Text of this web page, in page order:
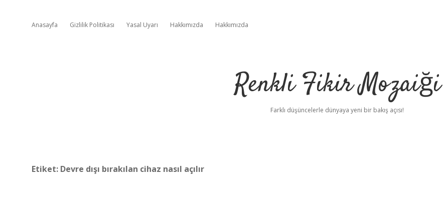
Anasayfa Gizlilik Politikası Yasal Uyarı Hakkımızda Hakkımızda
Renkli Fikir Mozaiği
Farklı düşüncelerle dünyaya yeni bir bakış açısı!
Etiket: Devre dışı bırakılan cihaz nasıl açılır